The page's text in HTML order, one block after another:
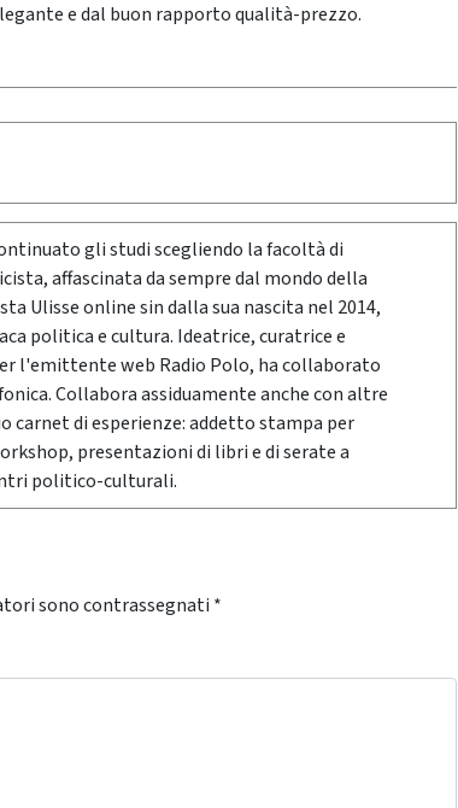
e dal buon rapporto qualità-prezzo.
gli studi scegliendo la facoltà di
affascinata da sempre dal mondo della
Ulisse online sin dalla sua nascita nel 2014,
politica e cultura. Ideatrice, curatrice e
l'emittente web Radio Polo, ha collaborato
Collabora assiduamente anche con altre
carnet di esperienze: addetto stampa per
presentazioni di libri e di serate a
politico-culturali.
sono contrassegnati *